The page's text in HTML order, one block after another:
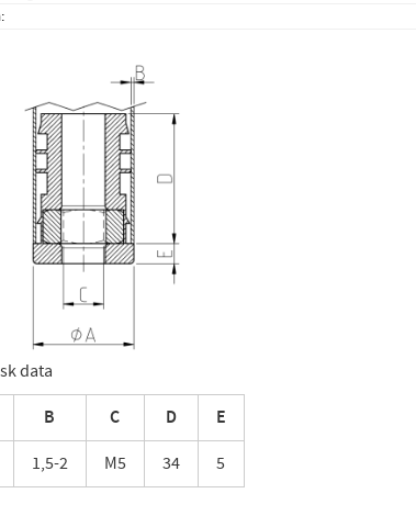
data
B C D E
1,5-2 M5 34 5